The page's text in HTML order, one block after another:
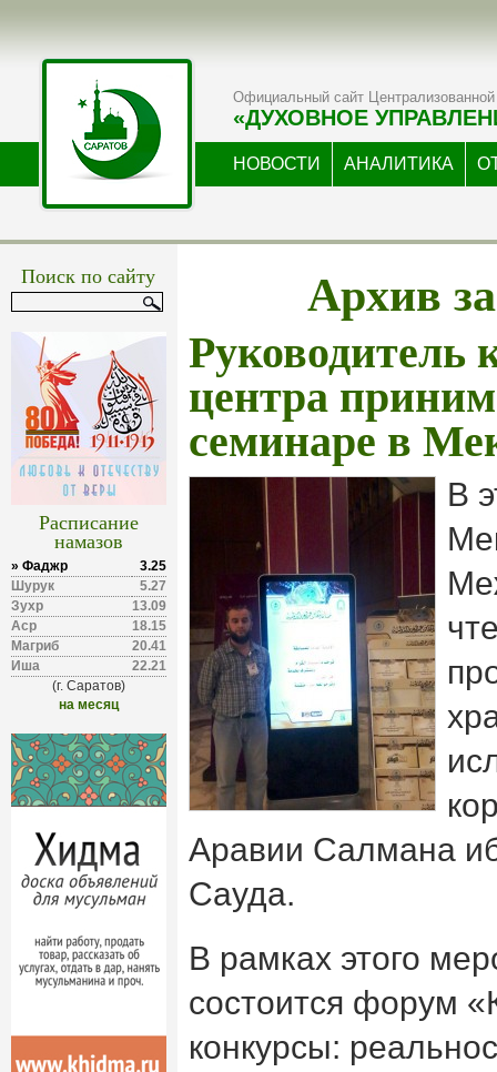
Официальный сайт Централизованной
«ДУХОВНОЕ
НОВОСТИ АНАЛИТИКА
Поиск по сайту
Расписание
намазов
» Фаджр
3.25
Шурук
5.27
Зухр
13.09
Аср
18.15
Магриб
20.41
Иша
22.21
(г. Саратов)
на месяц
Архив
Руководитель
центра
семинаре в
В
Аравии Салмана
Сауда.
В рамках этого
состоится форум
конкурсы: